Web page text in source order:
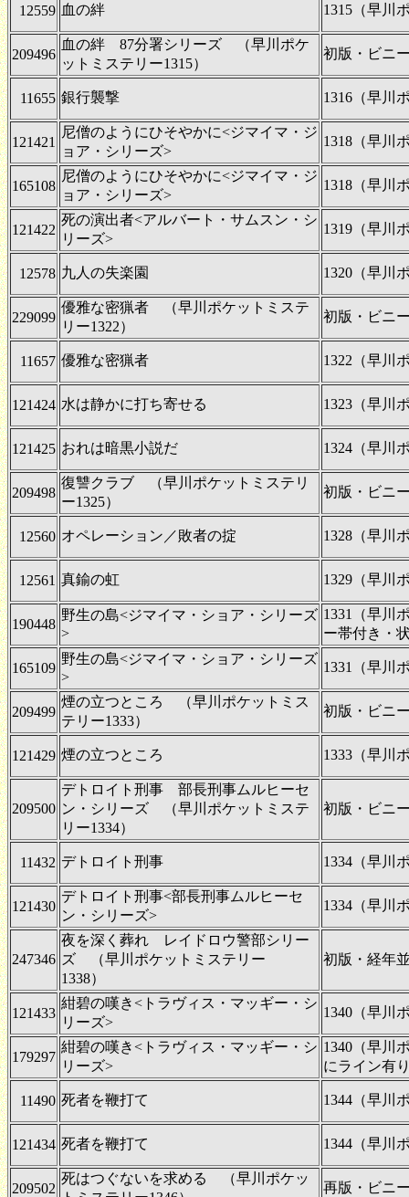
12559 血の絆 1315（早川
209496
血の絆 87分署シリーズ （早川ポケ
ットミステリー1315）
初版・ビニ
11655 銀行襲撃 1316（早川
121421
尼僧のようにひそやかに<ジマイマ・ジ
ョア・シリーズ>
1318（早川
165108
尼僧のようにひそやかに<ジマイマ・ジ
ョア・シリーズ>
1318（早川
121422
死の演出者<アルバート・サムスン・シ
リーズ>
1319（早川
12578 九人の失楽園 1320（早川
229099
優雅な密猟者 （早川ポケットミステ
リー1322）
初版・ビニ
11657 優雅な密猟者 1322（早川
121424 水は静かに打ち寄せる 1323（早川
121425 おれは暗黒小説だ 1324（早川
209498
復讐クラブ （早川ポケットミステリ
ー1325）
初版・ビニ
12560 オペレーション／敗者の掟 1328（早川
12561 真鍮の虹 1329（早川
190448
野生の島<ジマイマ・ショア・シリーズ
>
1331（早川
ー帯付き・
165109
野生の島<ジマイマ・ショア・シリーズ
>
1331（早川
209499
煙の立つところ （早川ポケットミス
テリー1333）
初版・ビニ
121429 煙の立つところ 1333（早川
209500
デトロイト刑事 部長刑事ムルヒーセ
ン・シリーズ （早川ポケットミステ
リー1334）
初版・ビニ
11432 デトロイト刑事 1334（早川
121430
デトロイト刑事<部長刑事ムルヒーセ
ン・シリーズ>
1334（早川
247346
夜を深く葬れ レイドロウ警部シリー
ズ （早川ポケットミステリー
1338）
初版・経年
121433
紺碧の嘆き<トラヴィス・マッギー・シ
リーズ>
1340（早川
179297
紺碧の嘆き<トラヴィス・マッギー・シ
リーズ>
1340（早川
にライン有
11490 死者を鞭打て 1344（早川
121434 死者を鞭打て 1344（早川
209502
死はつぐないを求める （早川ポケッ
再版・ビニ